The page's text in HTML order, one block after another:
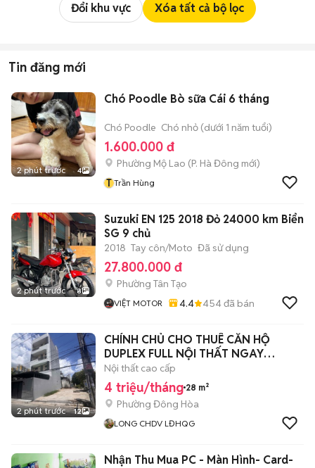
Đổi khu vực Xóa tất cả bộ lọc
Tin đăng mới
2 phút trước 4
Chó Poodle Bò sữa Cái 6 tháng
Chó Poodle Chó nhỏ (dưới 1 năm tuổi)
1.600.000 đ
Phường Mộ Lao (P. Hà Đông mới)
T Trần Hùng
2 phút trước 8
Suzuki EN 125 2018 Đỏ 24000 km Biển
SG 9 chủ
2018 Tay côn/Moto Đã sử dụng
27.800.000 đ
Phường Tân Tạo
VIỆT MOTOR 4.4 454đã bán
2 phút trước 12
CHÍNH CHỦ CHO THUÊ CĂN HỘ
DUPLEX FULL NỘI THẤT NGAY
LĐHQG + GO DĨ AN
Nội thất cao cấp
4 triệu/tháng 28 m²
Phường Đông Hòa
LONG CHDV LĐHQG
Nhận Thu Mua PC - Màn Hình- Card-